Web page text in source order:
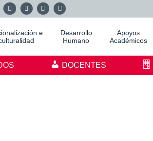
e
Desarrollo
Humano
Apoyos
Académicos
DOCENTES